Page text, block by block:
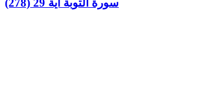
(278) سورة التوبة آية 29